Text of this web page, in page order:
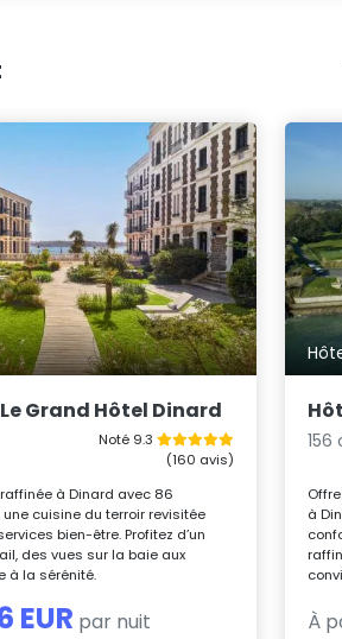
Grand Hôtel Dinard
Noté 9.3
(160 avis)
à Dinard avec 86
cuisine du terroir revisitée
bien-être. Profitez d’un
des vues sur la baie aux
à la sérénité.
EUR par nuit
à
À